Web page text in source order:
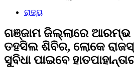
ରାଜ୍ୟ
ଗଞ୍ଜାମ ଜିଲ୍ଲାରେ ଆରମ୍ଭ
ତହସିଲ ଶିବିର, ଲୋକେ
ସୁବିଧା ପାଇବେ